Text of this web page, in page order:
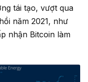
tái tạo, vượt qua
năm 2021, như
nhận Bitcoin làm